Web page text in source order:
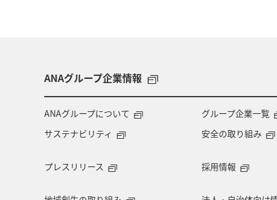
ANAグループ企業情報
ANAグループについて グループ企業一覧
サステナビリティ
安全の取り組み
プレスリリース
採用情報